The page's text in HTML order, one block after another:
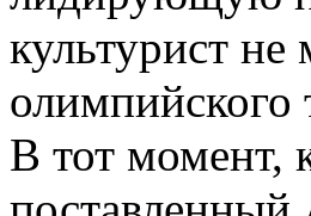
культурист не
олимпийского
В тот момент,